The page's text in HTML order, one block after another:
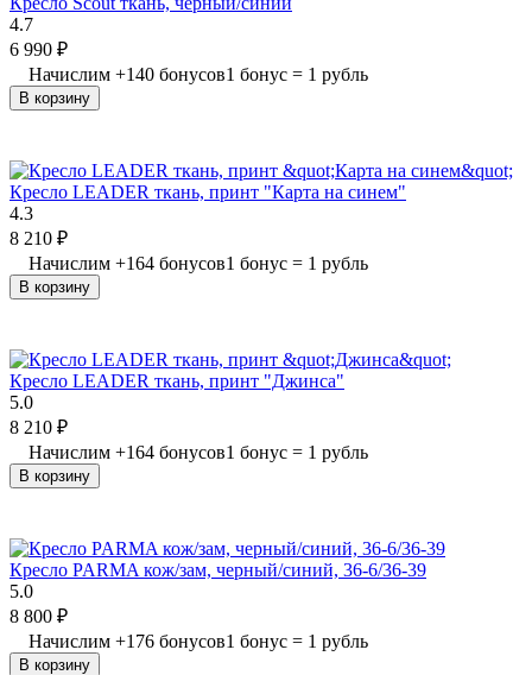
4.7
6 990 ₽
Начислим +140 бонусов1 бонус = 1 рубль
В корзину
Кресло LEADER ткань, принт "Карта на синем"
4.3
8 210 ₽
Начислим +164 бонусов1 бонус = 1 рубль
В корзину
Кресло LEADER ткань, принт "Джинса"
5.0
8 210 ₽
Начислим +164 бонусов1 бонус = 1 рубль
В корзину
Кресло PARMA кож/зам, черный/синий, 36-6/36-39
5.0
8 800 ₽
Начислим +176 бонусов1 бонус = 1 рубль
В корзину